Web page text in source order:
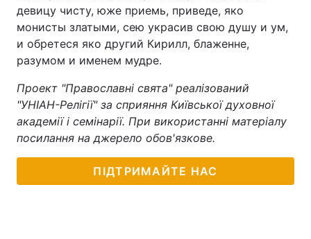
девицу чисту, юже приемь, приведе, яко
монисты златыми, сею украсив свою душу и ум,
и обретеся яко другий Кирилл, блаженне,
разумом и именем мудре.
Проект "Православні свята" реалізований
"УНІАН-Релігії" за сприяння Київської духовної
академії і семінарії. При використанні матеріалу
посилання на джерело обов'язкове.
ПІДТРИМАЙТЕ НАС